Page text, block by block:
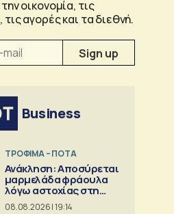
οικονομία, τις
τις αγορές και τα διεθνή.
Business
ΤΡΟΦΙΜΑ – ΠΟΤΑ
Ανάκληση: Αποσύρεται
μαρμελάδα φράουλα
λόγω αστοχίας στη
γυάλινη συσκευασία
08.08.2026 | 19:14